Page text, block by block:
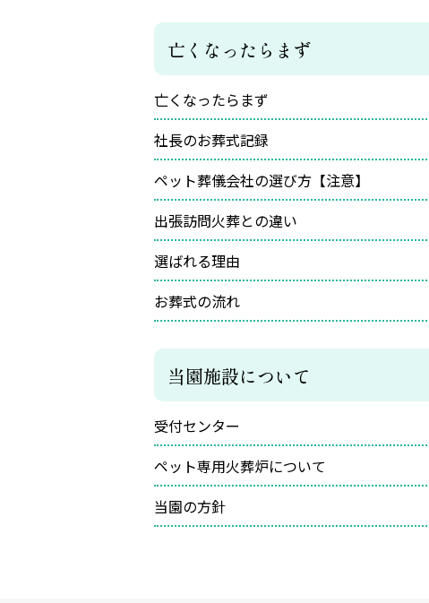
亡くなったらまず
亡くなったらまず
社長のお葬式記録
ペット葬儀会社の選び方【注意】
出張訪問火葬との違い
選ばれる理由
お葬式の流れ
当園施設について
受付センター
ペット専用火葬炉について
当園の方針